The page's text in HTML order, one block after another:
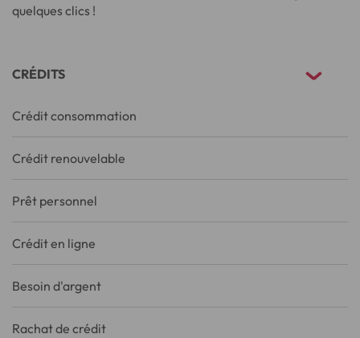
quelques clics !
CRÉDITS
Crédit consommation
Crédit renouvelable
Prêt personnel
Crédit en ligne
Besoin d'argent
Rachat de crédit